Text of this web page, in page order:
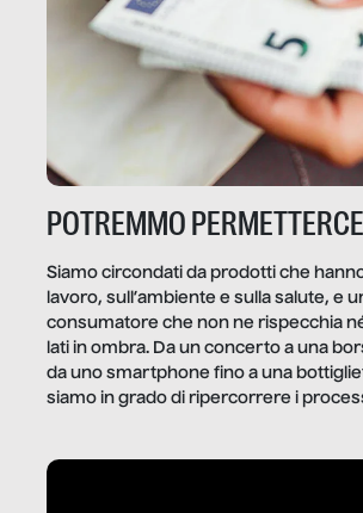
POTREMMO
Siamo circondati da prodotti che
lavoro, sull’ambiente e sulla salute, e
consumatore che non ne rispecchia
lati in ombra. Da un concerto a una
da uno smartphone fino a una
siamo in grado di ripercorrere i
dietro gli oggetti e i servizi che fanno la